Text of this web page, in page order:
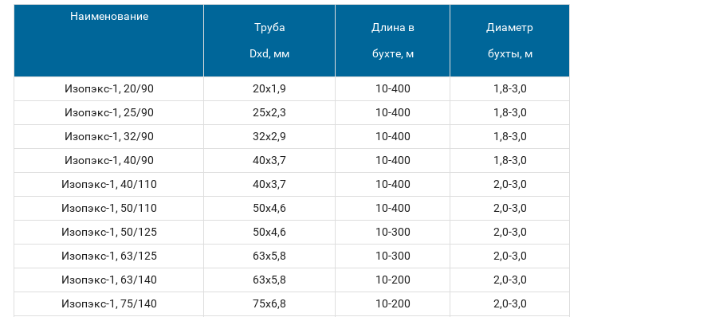
Наименование
Труба
Dxd, мм
Длина в
бухте, м
Диаметр
бухты, м
Изопэкс-1, 20/90 20x1,9 10-400
1,8-3,0
Изопэкс-1, 25/90
25x2,3 10-400
1,8-3,0
Изопэкс-1, 32/90
32x2,9 10-400
1,8-3,0
Изопэкс-1, 40/90
40x3,7 10-400
1,8-3,0
Изопэкс-1, 40/110
40x3,7 10-400
2,0-3,0
Изопэкс-1, 50/110
50x4,6 10-400
2,0-3,0
Изопэкс-1, 50/125
50x4,6 10-300
2,0-3,0
Изопэкс-1, 63/125
63x5,8 10-300
2,0-3,0
Изопэкс-1, 63/140
63x5,8 10-200
2,0-3,0
Изопэкс-1, 75/140
75x6,8 10-200
2,0-3,0